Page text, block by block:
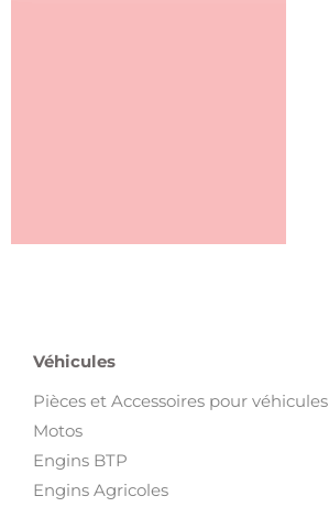
Véhicules
Pièces et Accessoires pour véhicules
Motos
Engins BTP
Engins Agricoles